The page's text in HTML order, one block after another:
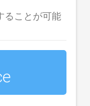
ることが可能